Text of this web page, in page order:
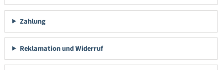
Zahlung
Reklamation und Widerruf